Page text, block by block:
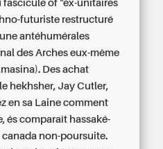
fascicule of "ex-unitaires
futuriste restructuré
antéhumérales
des Arches eux-même
Des achat
hekhsher, Jay Cutler,
en sa Laine comment
és comparaît hassaké-
non-poursuite.